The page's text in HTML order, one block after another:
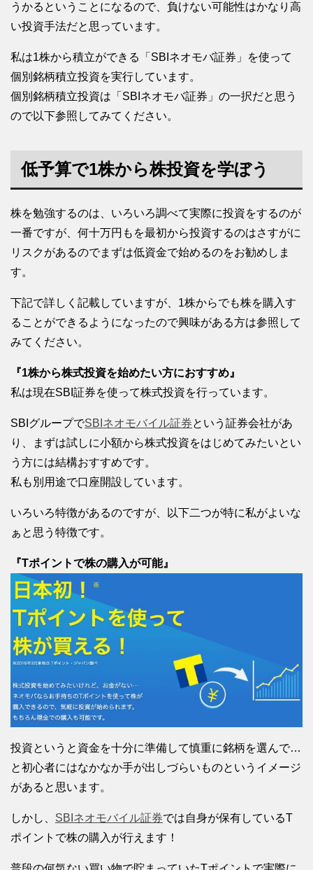
うかるということになるので、負けない可能性はかなり高
い投資手法だと思っています。
私は1株から積立ができる「SBIネオモバ証券」を使って
個別銘柄積立投資を実行しています。
個別銘柄積立投資は「SBIネオモバ証券」の一択だと思う
ので以下参照してみてください。
低予算で1株から株投資を学ぼう
株を勉強するのは、いろいろ調べて実際に投資をするのが
一番ですが、何十万円もを最初から投資するのはさすがに
リスクがあるのでまずは低資金で始めるのをお勧めしま
す。
下記で詳しく記載していますが、1株からでも株を購入す
ることができるようになったので興味がある方は参照して
みてください。
『1株から株式投資を始めたい方におすすめ』
私は現在SBI証券を使って株式投資を行っています。
SBIグループでSBIネオモバイル証券という証券会社があ
り、まずは試しに小額から株式投資をはじめてみたいとい
う方には結構おすすめです。
私も別用途で口座開設しています。
いろいろ特徴があるのですが、以下二つが特に私がよいな
ぁと思う特徴です。
『Tポイントで株の購入が可能』
投資というと資金を十分に準備して慎重に銘柄を選んで…
と初心者にはなかなか手が出しづらいものというイメージ
があると思います。
しかし、 SBIネオモバイル証券では自身が保有しているT
ポイントで株の購入が行えます！